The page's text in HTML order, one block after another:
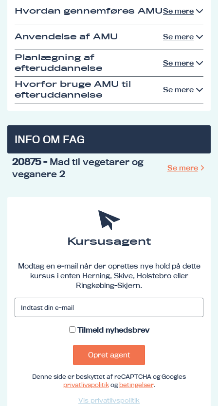
Hvordan gennemføres AMUSe mere
Anvendelse af AMU Se mere
Planlægning af
efteruddannelse
Se mere
Hvorfor bruge AMU til
efteruddannelse
Se mere
INFO OM FAG
20875- Mad til vegetarer og
veganere 2
Se mere
Kursusagent
Modtag en e-mail når der oprettes nye hold på dette
kursus i enten Herning, Skive, Holstebro eller
Ringkøbing-Skjern.
Tilmeld nyhedsbrev
Opret agent
Denne side er beskyttet af reCAPTCHA og Googles
privatlivspolitikogbetingelser.
Vis privatlivspolitik